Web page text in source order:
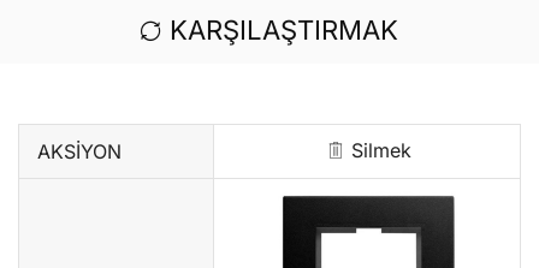
KARŞILAŞTIRMAK
AKSIYON Silmek